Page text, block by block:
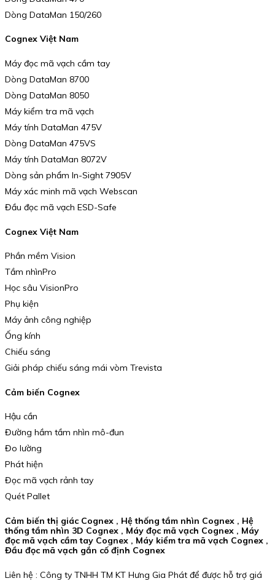
Dòng DataMan 150/260
Cognex Việt Nam
Máy đọc mã vạch cầm tay
Dòng DataMan 8700
Dòng DataMan 8050
Máy kiểm tra mã vạch
Máy tính DataMan 475V
Dòng DataMan 475VS
Máy tính DataMan 8072V
Dòng sản phẩm In-Sight 7905V
Máy xác minh mã vạch Webscan
Đầu đọc mã vạch ESD-Safe
Cognex Việt Nam
Phần mềm Vision
Tầm nhìnPro
Học sâu VisionPro
Phụ kiện
Máy ảnh công nghiệp
Ống kính
Chiếu sáng
Giải pháp chiếu sáng mái vòm Trevista
Cảm biến Cognex
Hậu cần
Đường hầm tầm nhìn mô-đun
Đo lường
Phát hiện
Đọc mã vạch rảnh tay
Quét Pallet
Cảm biến thị giác Cognex , Hệ thống tầm nhìn Cognex , Hệ
thống tầm nhìn 3D Cognex , Máy đọc mã vạch Cognex , Máy
đọc mã vạch cầm tay Cognex , Máy kiểm tra mã vạch Cognex ,
Đầu đọc mã vạch gắn cố định Cognex
Liên hệ : Công ty TNHH TM KT Hưng Gia Phát để được hỗ trợ giá